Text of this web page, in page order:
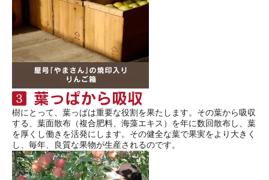
樹にとって、葉っぱは重要な役割を果たします。その葉から吸収
する、葉面散布（複合肥料、海藻エキス）を年に数回散布し、葉
を厚くし働きを活発にします。その健全な葉で果実をより大きく
し、毎年、良質な果物が生産されるのです。